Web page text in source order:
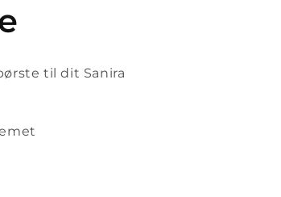
til dit Sanira